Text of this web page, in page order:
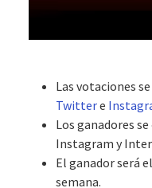
Las votaciones
Twittere
Los ganadores
Instagram y
El ganador será
semana.